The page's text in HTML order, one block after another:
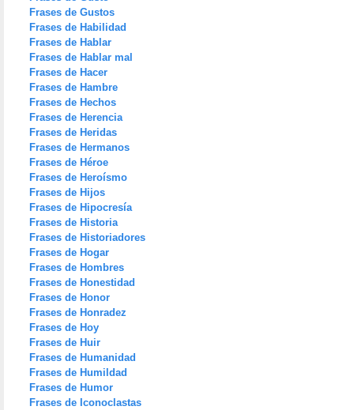
Frases de Gustos
Frases de Habilidad
Frases de Hablar
Frases de Hablar mal
Frases de Hacer
Frases de Hambre
Frases de Hechos
Frases de Herencia
Frases de Heridas
Frases de Hermanos
Frases de Héroe
Frases de Heroísmo
Frases de Hijos
Frases de Hipocresía
Frases de Historia
Frases de Historiadores
Frases de Hogar
Frases de Hombres
Frases de Honestidad
Frases de Honor
Frases de Honradez
Frases de Hoy
Frases de Huir
Frases de Humanidad
Frases de Humildad
Frases de Humor
Frases de Iconoclastas